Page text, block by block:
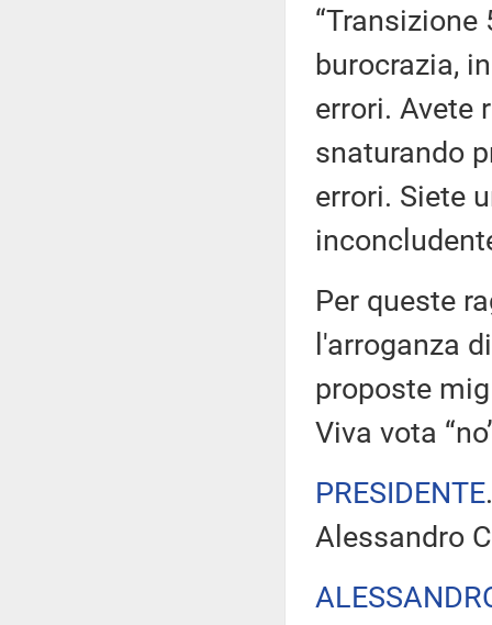
“Transizione
burocrazia,
errori. Avete
snaturando
errori. Siete
Per queste
l'arroganza
proposte
Viva vota
PRESIDENTE
Alessandro